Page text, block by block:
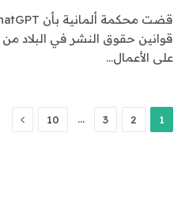
قوانين حقوق النشر في البلاد من
على الأعمال…
1
2
3
…
10 التالي